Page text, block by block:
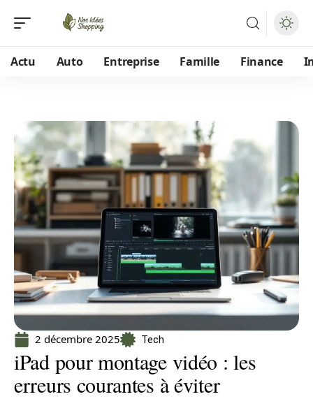
Actu Auto Entreprise Famille Finance
2 décembre 2025 Tech
iPad pour montage vidéo : les
erreurs courantes à éviter